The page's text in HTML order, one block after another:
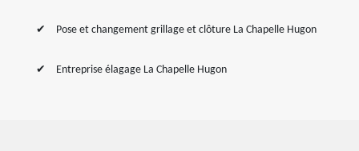
Pose et changement grillage et clôture La Chapelle Hugon
Entreprise élagage La Chapelle Hugon